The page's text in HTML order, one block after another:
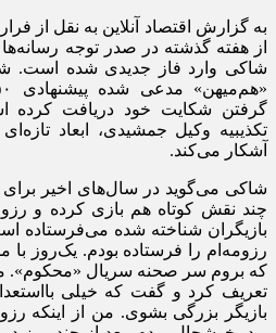
به گزارش اقتصاد آنلاین به نقل از
از هفته گذشته در صدر توجه رسانه‌ها
شاکی وارد فاز جدیدی شده است.
گرفتن شکایت خود دریافت کرده
تکذیبیه وکیل جمشیدی، ابعاد
آشکار می‌کند.
شاکی می‌گوید در سال‌های اخیر
چند نقش کوتاه هم بازی کرده و
بازیگران شناخته شده می‌فرستاده
رزومه‌ام را فرستاده بودم. یک‌روز
که بروم سر صحنه سریال «محکوم».
تعریف کرد و گفت که خیلی
بازیگر بزرگی بشوی. من از اینکه